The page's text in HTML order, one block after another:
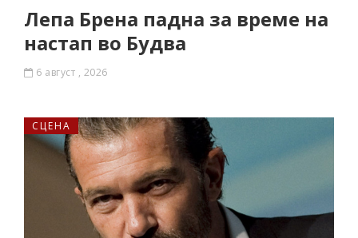
Лепа Брена падна за време на
настап во Будва
6 август , 2026
СЦЕНА